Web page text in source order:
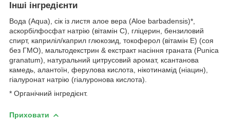
Інші інгредієнти
Вода (Aqua), сік із листя алое вера (Aloe barbadensis)*,
аскорбілфосфат натрію (вітамін C), гліцерин, бензиловий
спирт, каприліл/каприл глюкозид, токоферол (вітамін E) (соя
без ГМО), мальтодекстрин & екстракт насіння граната (Punica
granatum), натуральний цитрусовий аромат, ксантанова
камедь, алантоїн, ферулова кислота, нікотинамід (ніацин),
гіалуронат натрію (гіалуронова кислота).
* Органічний інгредієнт.
Приховати